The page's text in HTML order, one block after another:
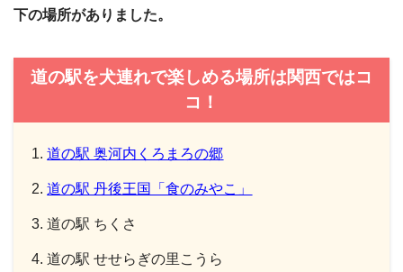
下の場所がありました。
道の駅を犬連れで楽しめる場所は関西ではコ
コ！
道の駅 奥河内くろまろの郷
道の駅 丹後王国「食のみやこ」
道の駅 ちくさ
道の駅 せせらぎの里こうら